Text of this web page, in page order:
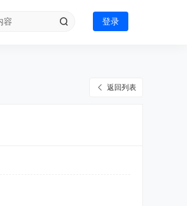
登录
返回列表